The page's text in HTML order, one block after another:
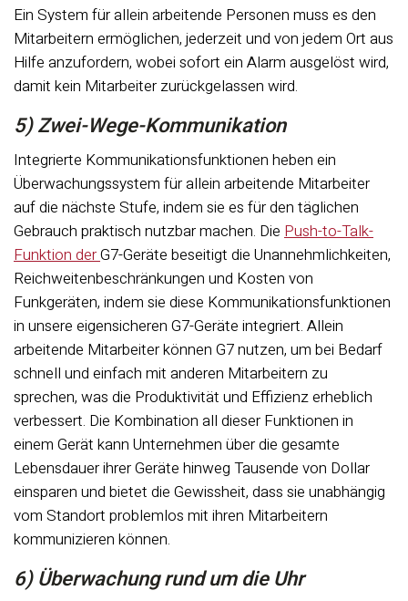
Ein System für allein arbeitende Personen muss es den
Mitarbeitern ermöglichen, jederzeit und von jedem Ort aus
Hilfe anzufordern, wobei sofort ein Alarm ausgelöst wird,
damit kein Mitarbeiter zurückgelassen wird.
5) Zwei-Wege-Kommunikation
Integrierte Kommunikationsfunktionen heben ein
Überwachungssystem für allein arbeitende Mitarbeiter
auf die nächste Stufe, indem sie es für den täglichen
Gebrauch praktisch nutzbar machen. Die Push-to-Talk-
Funktion derG7-Geräte beseitigt die Unannehmlichkeiten,
Reichweitenbeschränkungen und Kosten von
Funkgeräten, indem sie diese Kommunikationsfunktionen
in unsere eigensicheren G7-Geräte integriert. Allein
arbeitende Mitarbeiter können G7 nutzen, um bei Bedarf
schnell und einfach mit anderen Mitarbeitern zu
sprechen, was die Produktivität und Effizienz erheblich
verbessert. Die Kombination all dieser Funktionen in
einem Gerät kann Unternehmen über die gesamte
Lebensdauer ihrer Geräte hinweg Tausende von Dollar
einsparen und bietet die Gewissheit, dass sie unabhängig
vom Standort problemlos mit ihren Mitarbeitern
kommunizieren können.
6) Überwachung rund um die Uhr